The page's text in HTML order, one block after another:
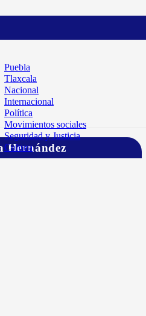
Puebla
Tlaxcala
Nacional
Internacional
Política
Movimientos sociales
Seguridad y Justicia
Cultura
Hernández